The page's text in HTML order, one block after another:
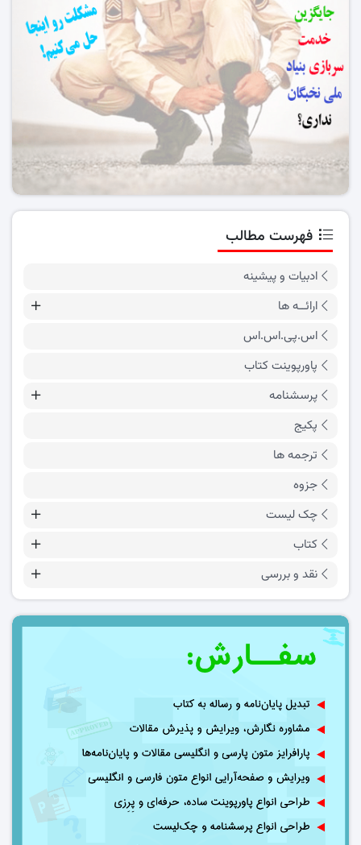
فهرست مطالب
ادبیات و پیشینه
ارائــه ها
اس.پی.اس.اس
پاورپوینت کتاب
پرسشنامه
پکیج
ترجمه ها
جزوه
چک لیست
کتاب
نقد و بررسی